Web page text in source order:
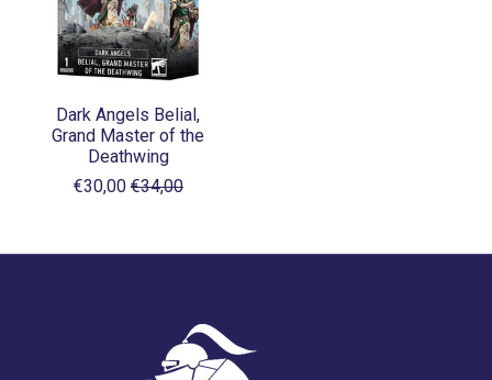
Dark Angels Belial,
Grand Master of the
Deathwing
€30,00 €34,00